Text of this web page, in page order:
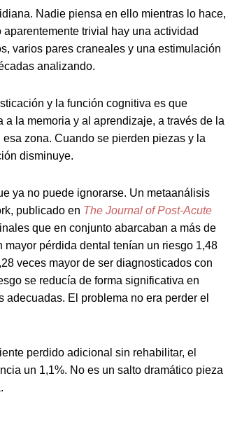
Nadie piensa en ello mientras lo hace,
trivial hay una actividad
varios pares craneales y una estimulación
analizando.
y la función cognitiva es que
la memoria y al aprendizaje, a través de la
zona. Cuando se pierden piezas y la
disminuye.
ya no puede ignorarse. Un metaanálisis
publicado en The Journal of Post-Acute
que en conjunto abarcaban a más de
pérdida dental tenían un riesgo 1,48
veces mayor de ser diagnosticados con
se reducía de forma significativa en
El problema no era perder el
perdido adicional sin rehabilitar, el
un 1,1%. No es un salto dramático pieza